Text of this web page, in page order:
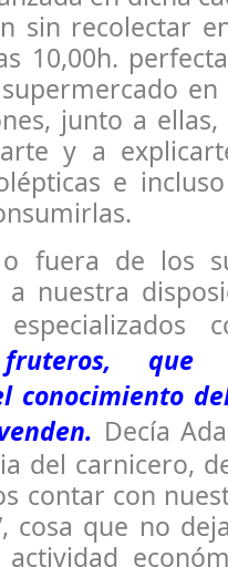
sin recolectar
10,00h.
en
junto a
y a
e
fuera de los
nuestra
que
conocimiento
Decía
del carnicero,
contar con
cosa que no